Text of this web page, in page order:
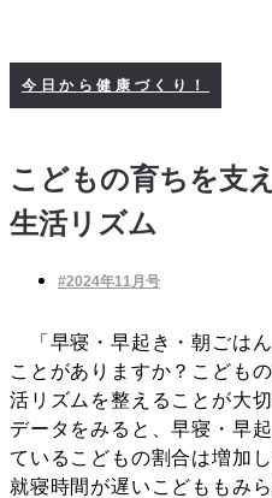
今日から健康づくり！
こどもの育ちを支
生活リズム
#2024年11月号
「早寝・早起き・朝ごは
ことがありますか？こども
活リズムを整えることが大
データをみると、早寝・早
ているこどもの割合は増加
就寝時間が遅いこどももみ